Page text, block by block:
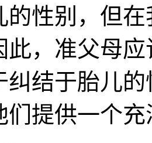
的性别，但
此，准父母
纠结于胎儿
们提供一个